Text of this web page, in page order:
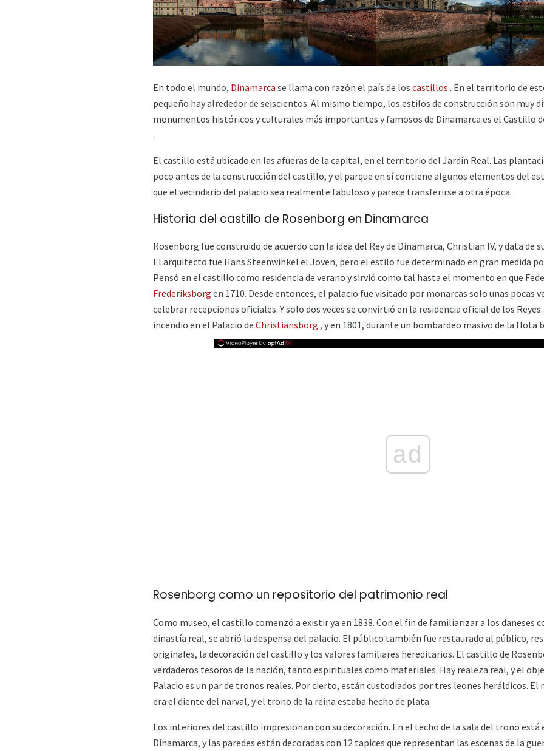
En todo el mundo, Dinamarca se llama con razón el país de los castillos . En el territorio de
pequeño hay alrededor de seiscientos. Al mismo tiempo, los estilos de construcción son muy
monumentos históricos y culturales más importantes y famosos de Dinamarca es el Castillo
.
El castillo está ubicado en las afueras de la capital, en el territorio del Jardín Real. Las
poco antes de la construcción del castillo, y el parque en sí contiene algunos elementos del
que el vecindario del palacio sea realmente fabuloso y parece transferirse a otra época.
Historia del castillo de Rosenborg en Dinamarca
Rosenborg fue construido de acuerdo con la idea del Rey de Dinamarca, Christian IV, y data de
El arquitecto fue Hans Steenwinkel el Joven, pero el estilo fue determinado en gran medida
Pensó en el castillo como residencia de verano y sirvió como tal hasta el momento en que
Frederiksborg en 1710. Desde entonces, el palacio fue visitado por monarcas solo unas pocas
celebrar recepciones oficiales. Y solo dos veces se convirtió en la residencia oficial de los
incendio en el Palacio de Christiansborg , y en 1801, durante un bombardeo masivo de la flota
ad
Rosenborg como un repositorio del patrimonio real
Como museo, el castillo comenzó a existir ya en 1838. Con el fin de familiarizar a los daneses
dinastía real, se abrió la despensa del palacio. El público también fue restaurado al público,
originales, la decoración del castillo y los valores familiares hereditarios. El castillo de
verdaderos tesoros de la nación, tanto espirituales como materiales. Hay realeza real, y el
Palacio es un par de tronos reales. Por cierto, están custodiados por tres leones heráldicos.
era el diente del narval, y el trono de la reina estaba hecho de plata.
Los interiores del castillo impresionan con su decoración. En el techo de la sala del trono está
Dinamarca, y las paredes están decoradas con 12 tapices que representan las escenas de la